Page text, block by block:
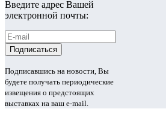
Введите адрес Вашей
электронной почты:
Подписавшись на новости, Вы
будете получать периодические
извещения о предстоящих
выставках на ваш e-mail.